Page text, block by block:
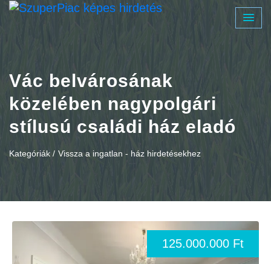
Vác belvárosának
közelében nagypolgári
stílusú családi ház eladó
Kategóriák / Vissza a ingatlan - ház hirdetésekhez
125.000.000 Ft